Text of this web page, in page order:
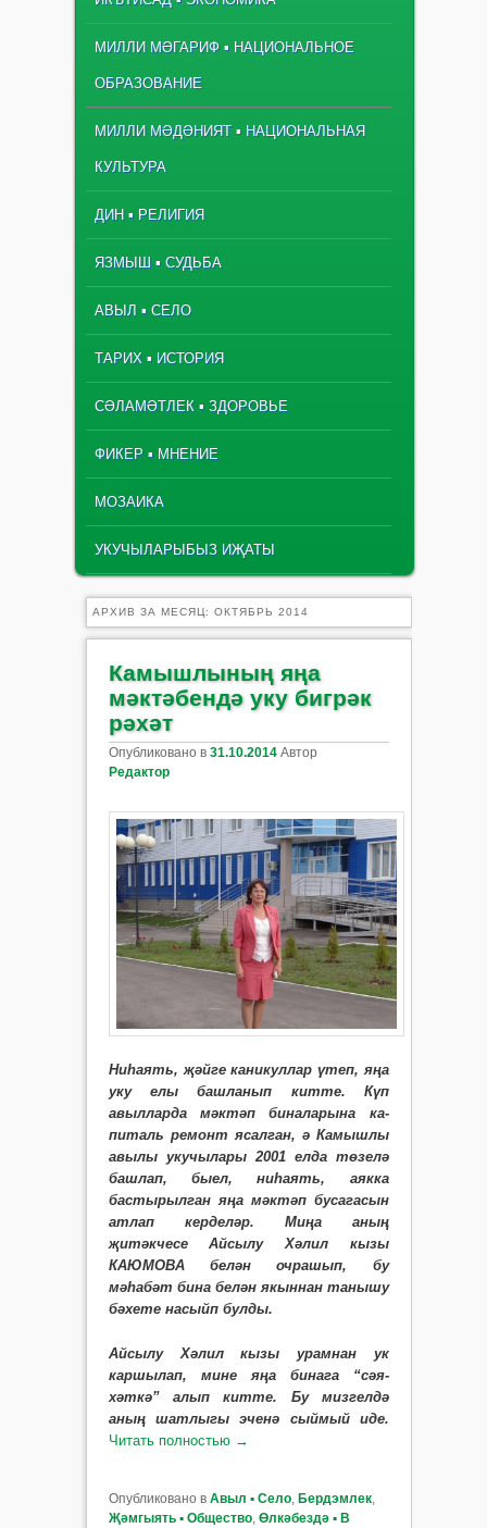
МИЛЛИ МӘГАРИФ ▪ НАЦИОНАЛЬНОЕ
ОБРАЗОВАНИЕ
МИЛЛИ МӘДӘНИЯТ ▪ НАЦИОНАЛЬНАЯ
КУЛЬТУРА
ДИН ▪ РЕЛИГИЯ
ЯЗМЫШ ▪ СУДЬБА
АВЫЛ ▪ СЕЛО
ТАРИХ ▪ ИСТОРИЯ
СӘЛАМӘТЛЕК ▪ ЗДОРОВЬЕ
ФИКЕР ▪ МНЕНИЕ
МОЗАИКА
УКУЧЫЛАРЫБЫЗ ИҖАТЫ
АРХИВ ЗА МЕСЯЦ: ОКТЯБРЬ 2014
Камышлының яңа
мәктәбендә уку бигрәк
рәхәт
Опубликовано в 31.10.2014 Автор
Редактор
Ниһаять, җәйге каникуллар үтеп, яңа
уку елы башланып китте. Күп
авылларда мәктәп биналарына ка­
питаль ремонт ясалган, ә Камышлы
авылы укучылары 2001 елда төзелә
башлап, быел, ниһаять, аякка
бастырылган яңа мәктәп бусагасын
атлап керделәр. Миңа аның
җитәкчесе Айсылу Хәлил кызы
КАЮМОВА белән очрашып, бу
мәһабәт бина белән якыннан танышу
бәхете насыйп булды.
Айсылу Хәлил кызы урамнан ук
каршылап, мине яңа бинага “сәя­
хәткә” алып китте. Бу мизгелдә
аның шатлыгы эченә сыймый иде.
Читать полностью →
Опубликовано в Авыл ▪ Село, Бердэмлек,
Җәмгыять ▪ Общество, Өлкәбездә ▪ В